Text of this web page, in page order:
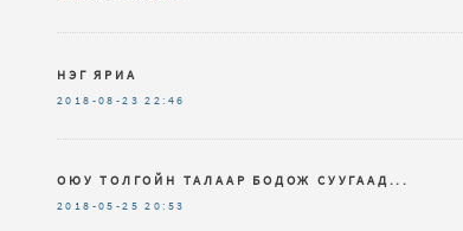
НЭГ ЯРИА
2018-08-23 22:46
ОЮУ ТОЛГОЙН ТАЛААР БОДОЖ СУУГААД...
2018-05-25 20:53